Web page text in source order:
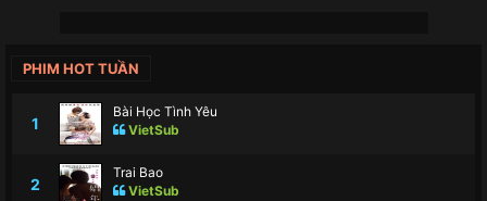
PHIM HOT TUẦN
1
Bài Học Tình Yêu
VietSub
2
Trai Bao
VietSub